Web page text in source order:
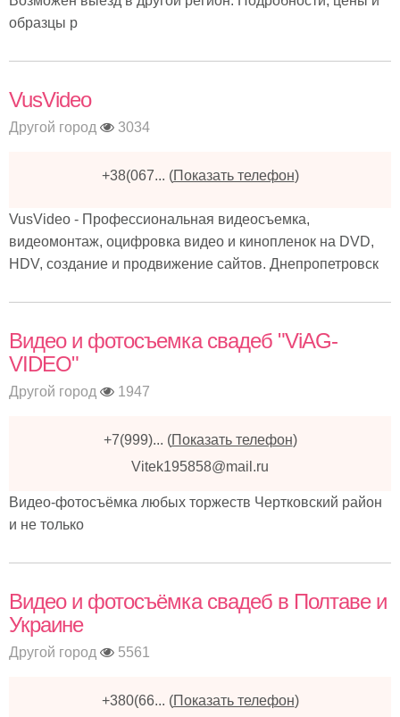
образцы р
VusVideo
Другой город 3034
+38(067... (Показать телефон)
VusVideo - Профессиональная видеосъемка,
видеомонтаж, оцифровка видео и кинопленок на DVD,
HDV, создание и продвижение сайтов. Днепропетровск
Видео и фотосъемка свадеб "ViAG-
VIDEO"
Другой город 1947
+7(999)... (Показать телефон)
Vitek195858@mail.ru
Видео-фотосъёмка любых торжеств Чертковский район
и не только
Видео и фотосъёмка свадеб в Полтаве и
Украине
Другой город 5561
+380(66... (Показать телефон)